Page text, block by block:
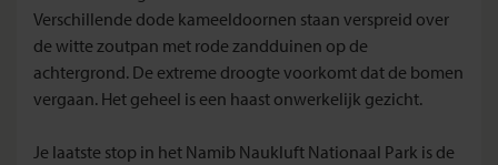
Verschillende dode kameeldoornen staan verspreid over
de witte zoutpan met rode zandduinen op de
achtergrond. De extreme droogte voorkomt dat de bomen
vergaan. Het geheel is een haast onwerkelijk gezicht.
Je laatste stop in het Namib Naukluft Nationaal Park is de